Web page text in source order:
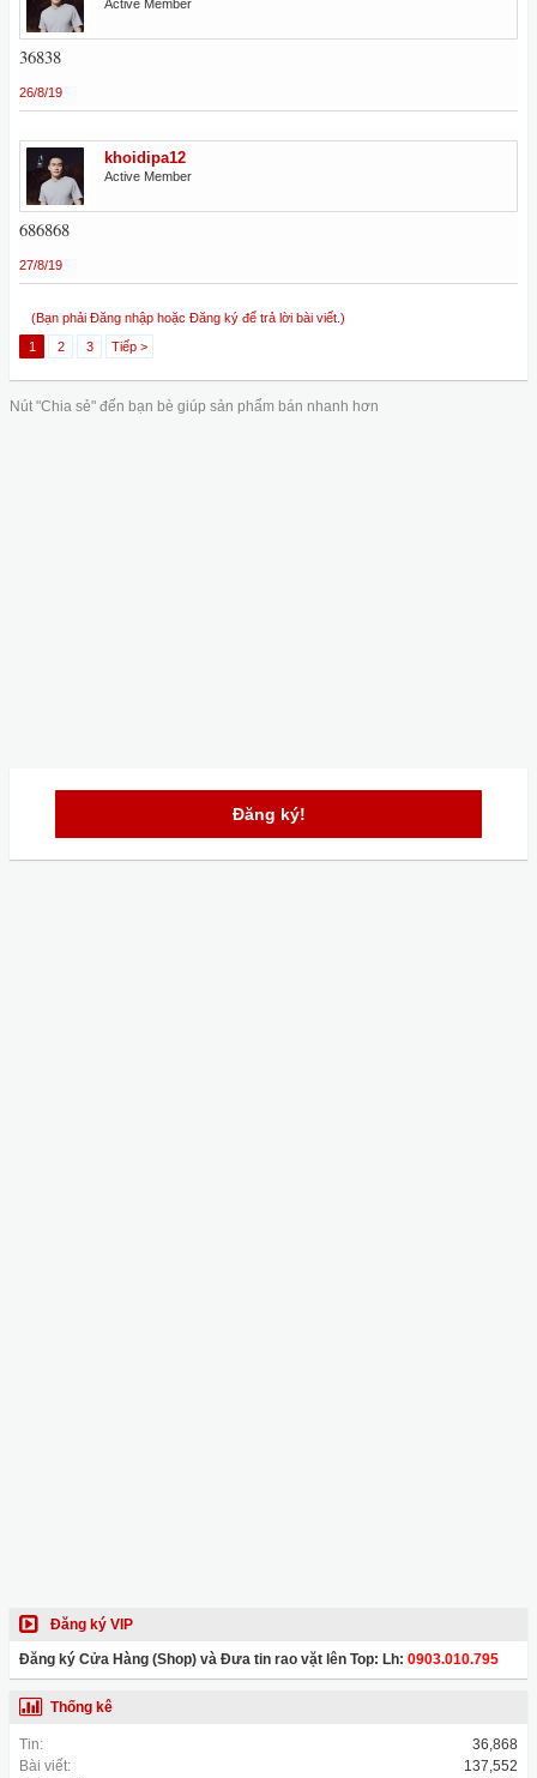
Active Member
36838
26/8/19
khoidipa12
Active Member
686868
27/8/19
(Bạn phải Đăng nhập hoặc Đăng ký để trả lời bài viết.)
1
2 3 Tiếp >
Nút "Chia sẻ" đến bạn bè giúp sản phẩm bán nhanh hơn
Đăng ký!
Đăng ký VIP
Đăng ký Cửa Hàng (Shop) và Đưa tin rao vặt lên Top: Lh: 0903.010.795
Thống kê
Tin:
36,868
Bài viết:
137,552